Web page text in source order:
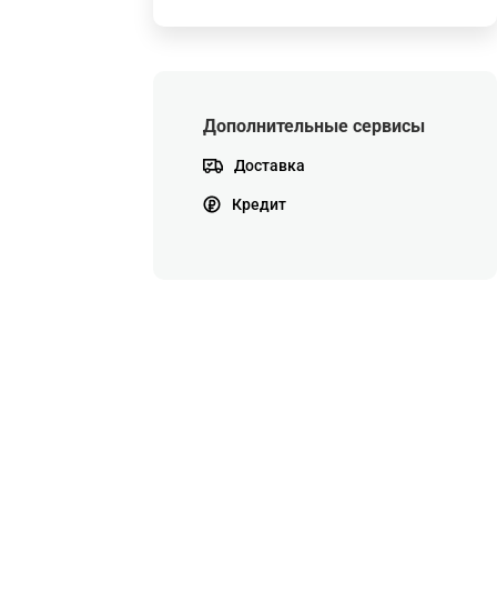
Дополнительные сервисы
Доставка
Кредит